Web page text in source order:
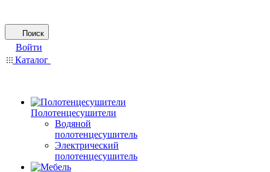
Поиск
Войти
Каталог
Полотенцесушители
Водяной
полотенцесушитель
Электрический
полотенцесушитель